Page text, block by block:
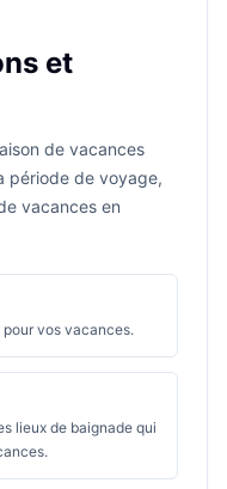
et
de vacances
période de voyage,
vacances en
vos vacances.
lieux de baignade qui